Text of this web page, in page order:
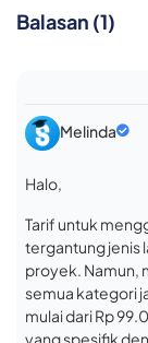
Balasan (1)
Melinda
Halo,
Tarif untuk
tergantung jenis
proyek. Namun,
semua kategori
mulai dari Rp
yang spesifik